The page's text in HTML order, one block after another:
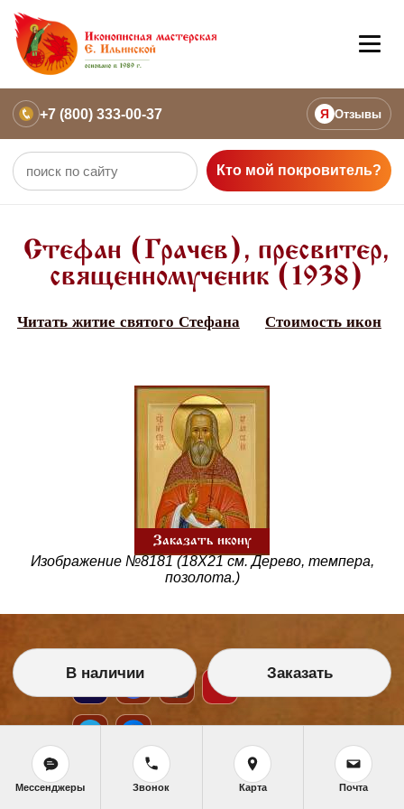
+7 (800) 333-00-37 Я Отзывы
Кто мой покровитель?
Стефан (Грачев), пресвитер,
священномученик (1938)
Читать житие святого Стефана Стоимость икон
Заказать икону
Изображение №8181 (18Х21 см. Дерево, темпера,
позолота.)
В наличии Заказать
Мессенджеры Звонок Карта Почта